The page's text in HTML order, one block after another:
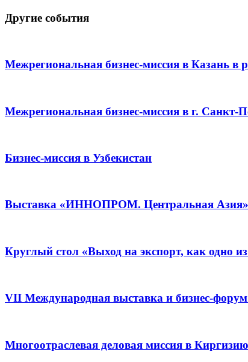
Другие события
Межрегиональная бизнес-миссия в Казань
Межрегиональная бизнес-миссия в г. Санкт-
Бизнес-миссия в Узбекистан
Выставка «ИННОПРОМ. Центральная Азия»
Круглый стол «Выход на экспорт, как одно
VII Международная выставка и бизнес-
Многоотраслевая деловая миссия в